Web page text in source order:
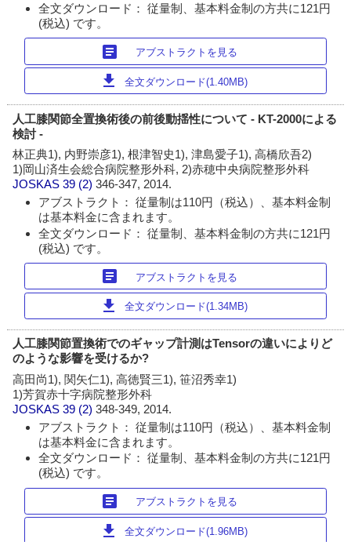
全文ダウンロード： 従量制、基本料金制の方共に121円
(税込) です。
article アブストラクトを見る
download 全文ダウンロード(1.40MB)
人工膝関節全置換術後の前後動揺性について - KT-2000による
検討 -
林正典1), 内野崇彦1), 根津智史1), 津島愛子1), 高橋欣吾2)
1)岡山済生会総合病院整形外科, 2)赤穂中央病院整形外科
JOSKAS 39 (2)346-347, 2014.
アブストラクト： 従量制は110円（税込）、基本料金制
は基本料金に含まれます。
全文ダウンロード： 従量制、基本料金制の方共に121円
(税込) です。
article アブストラクトを見る
download 全文ダウンロード(1.34MB)
人工膝関節置換術でのギャップ計測はTensorの違いによりど
のような影響を受けるか?
高田尚1), 関矢仁1), 高徳賢三1), 笹沼秀幸1)
1)芳賀赤十字病院整形外科
JOSKAS 39 (2)348-349, 2014.
アブストラクト： 従量制は110円（税込）、基本料金制
は基本料金に含まれます。
全文ダウンロード： 従量制、基本料金制の方共に121円
(税込) です。
article アブストラクトを見る
download 全文ダウンロード(1.96MB)